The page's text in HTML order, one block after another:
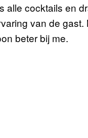
alle cocktails en
van de
beter bij me.